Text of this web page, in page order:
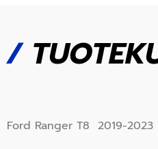
/
Ford Ranger T8 2019-